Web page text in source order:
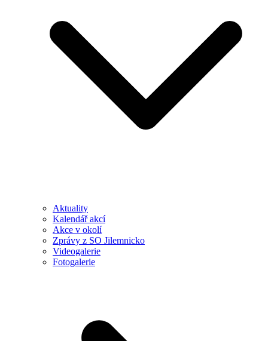
Aktuality
Kalendář akcí
Akce v okolí
Zprávy z SO Jilemnicko
Videogalerie
Fotogalerie